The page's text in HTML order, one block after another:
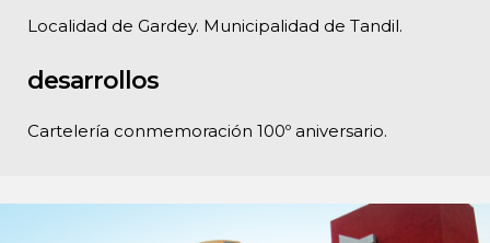
Localidad de Gardey. Municipalidad de Tandil.
desarrollos
Cartelería conmemoración 100º aniversario.